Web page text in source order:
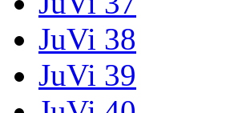
JuVi 38
JuVi 39